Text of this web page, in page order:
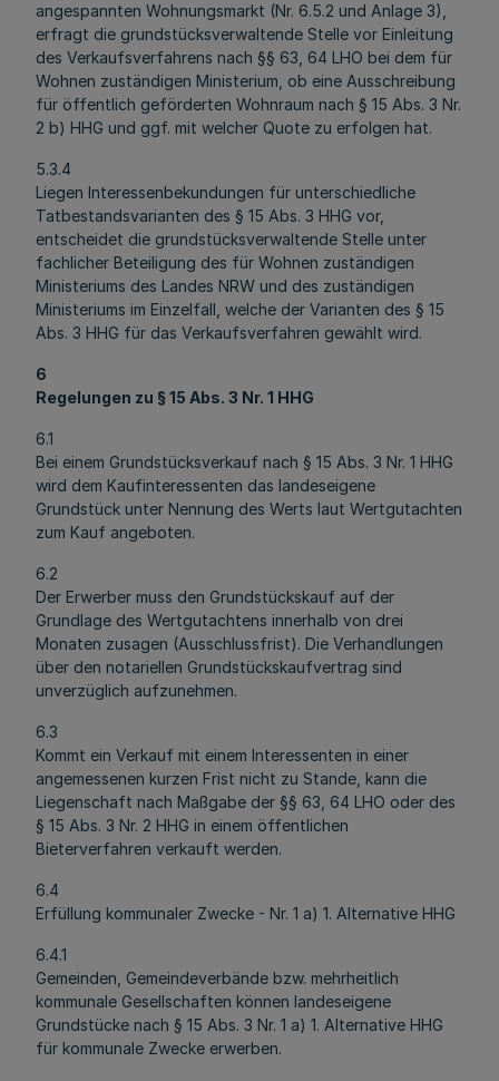
angespannten Wohnungsmarkt (Nr. 6.5.2 und Anlage 3),
erfragt die grundstücksverwaltende Stelle vor Einleitung
des Verkaufsverfahrens nach §§ 63, 64 LHO bei dem für
Wohnen zuständigen Ministerium, ob eine Ausschreibung
für öffentlich geförderten Wohnraum nach § 15 Abs. 3 Nr.
2 b) HHG und ggf. mit welcher Quote zu erfolgen hat.
5.3.4
Liegen Interessenbekundungen für unterschiedliche
Tatbestandsvarianten des § 15 Abs. 3 HHG vor,
entscheidet die grundstücksverwaltende Stelle unter
fachlicher Beteiligung des für Wohnen zuständigen
Ministeriums des Landes NRW und des zuständigen
Ministeriums im Einzelfall, welche der Varianten des § 15
Abs. 3 HHG für das Verkaufsverfahren gewählt wird.
6
Regelungen zu § 15 Abs. 3 Nr. 1 HHG
6.1
Bei einem Grundstücksverkauf nach § 15 Abs. 3 Nr. 1 HHG
wird dem Kaufinteressenten das landeseigene
Grundstück unter Nennung des Werts laut Wertgutachten
zum Kauf angeboten.
6.2
Der Erwerber muss den Grundstückskauf auf der
Grundlage des Wertgutachtens innerhalb von drei
Monaten zusagen (Ausschlussfrist). Die Verhandlungen
über den notariellen Grundstückskaufvertrag sind
unverzüglich aufzunehmen.
6.3
Kommt ein Verkauf mit einem Interessenten in einer
angemessenen kurzen Frist nicht zu Stande, kann die
Liegenschaft nach Maßgabe der §§ 63, 64 LHO oder des
§ 15 Abs. 3 Nr. 2 HHG in einem öffentlichen
Bieterverfahren verkauft werden.
6.4
Erfüllung kommunaler Zwecke - Nr. 1 a) 1. Alternative HHG
6.4.1
Gemeinden, Gemeindeverbände bzw. mehrheitlich
kommunale Gesellschaften können landeseigene
Grundstücke nach § 15 Abs. 3 Nr. 1 a) 1. Alternative HHG
für kommunale Zwecke erwerben.